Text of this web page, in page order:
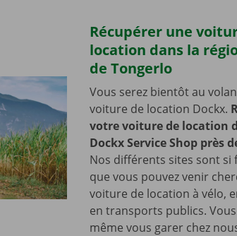
Récupérer une
location dans la
de Tongerlo
Vous serez bientôt au
voiture de location Dockx.
votre voiture de location
Dockx Service Shop près
Nos différents sites sont si
que vous pouvez venir
voiture de location à vélo,
en transports publics.
même vous garer chez